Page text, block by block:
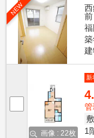
NEW
画像 : 22枚
新
敷
1